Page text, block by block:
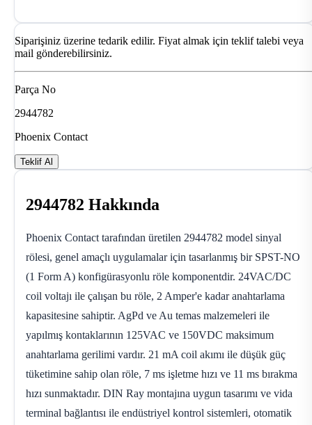
Siparişiniz üzerine tedarik edilir. Fiyat almak için teklif talebi veya
mail gönderebilirsiniz.
Parça No
2944782
Phoenix Contact
Teklif Al
2944782 Hakkında
Phoenix Contact tarafından üretilen 2944782 model sinyal
rölesi, genel amaçlı uygulamalar için tasarlanmış bir SPST-NO
(1 Form A) konfigürasyonlu röle komponentdir. 24VAC/DC
coil voltajı ile çalışan bu röle, 2 Amper'e kadar anahtarlama
kapasitesine sahiptir. AgPd ve Au temas malzemeleri ile
yapılmış kontaklarının 125VAC ve 150VDC maksimum
anahtarlama gerilimi vardır. 21 mA coil akımı ile düşük güç
tüketimine sahip olan röle, 7 ms işletme hızı ve 11 ms bırakma
hızı sunmaktadır. DIN Ray montajına uygun tasarımı ve vida
terminal bağlantısı ile endüstriyel kontrol sistemleri, otomatik